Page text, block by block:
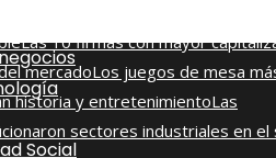
la vitamina C y qué alimentos la
Las 10 firmas con mayor
mercadoLos juegos de mesa
historia y entretenimientoLas
sectores industriales en el
Social